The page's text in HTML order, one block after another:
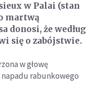
w Palai (stan
martwą
donosi, że według
się o zabójstwie.
w głowę
rabunkowego